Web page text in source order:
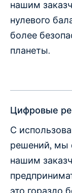
нашим
нулевого
более
планеты.
Цифровые
С
решений, мы
нашим
это гораздо